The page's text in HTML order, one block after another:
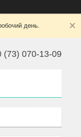
день.
(73) 070-13-09